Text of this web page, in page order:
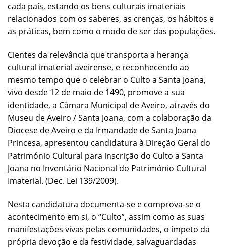
cada país, estando os bens culturais imateriais
relacionados com os saberes, as crenças, os hábitos e
as práticas, bem como o modo de ser das populações.
Cientes da relevância que transporta a herança
cultural imaterial aveirense, e reconhecendo ao
mesmo tempo que o celebrar o Culto a Santa Joana,
vivo desde 12 de maio de 1490, promove a sua
identidade, a Câmara Municipal de Aveiro, através do
Museu de Aveiro / Santa Joana, com a colaboração da
Diocese de Aveiro e da Irmandade de Santa Joana
Princesa, apresentou candidatura à Direção Geral do
Património Cultural para inscrição do Culto a Santa
Joana no Inventário Nacional do Património Cultural
Imaterial. (Dec. Lei 139/2009).
Nesta candidatura documenta-se e comprova-se o
acontecimento em si, o “Culto”, assim como as suas
manifestações vivas pelas comunidades, o ímpeto da
própria devoção e da festividade, salvaguardadas